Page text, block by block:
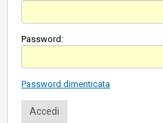
Password:
Password dimenticata